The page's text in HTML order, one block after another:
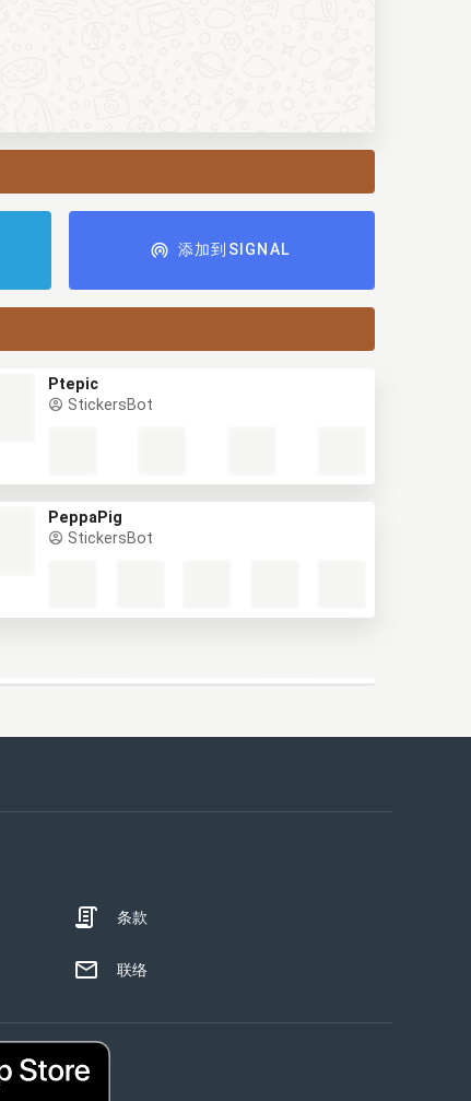
添加到SIGNAL
Ptepic
StickersBot
PeppaPig
StickersBot
条款
联络